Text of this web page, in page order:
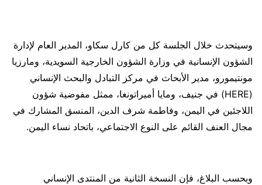
وسيتحدث خلال الجلسة كل من كارل سكاو، المدير العام لإدارة
الشؤون الإنسانية في وزارة الشؤون الخارجية السويدية، ومارزيا
مونتيمورو، مدير الأبحاث في مركز التبادل والبحث الإنساني
(HERE) في جنيف، ومايا أميراتونغا، ممثل مفوضية شؤون
اللاجئين في اليمن، وفاطمة شرف الدين، المنسق المشارك في
مجال العنف القائم على النوع الاجتماعي، باتحاد نساء اليمن.
وبحسب البلاغ، فإن النسخة الثانية من المنتدى الإنساني